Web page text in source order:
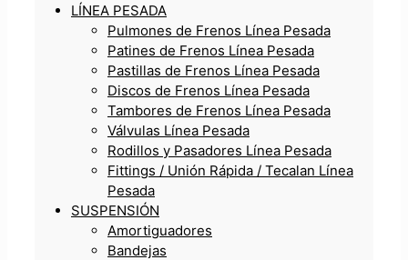
LÍNEA PESADA
Pulmones de Frenos Línea Pesada
Patines de Frenos Línea Pesada
Pastillas de Frenos Línea Pesada
Discos de Frenos Línea Pesada
Tambores de Frenos Línea Pesada
Válvulas Línea Pesada
Rodillos y Pasadores Línea Pesada
Fittings / Unión Rápida / Tecalan Línea
Pesada
SUSPENSIÓN
Amortiguadores
Bandejas